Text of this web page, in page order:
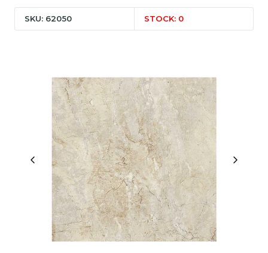
SKU: 62050 STOCK: 0